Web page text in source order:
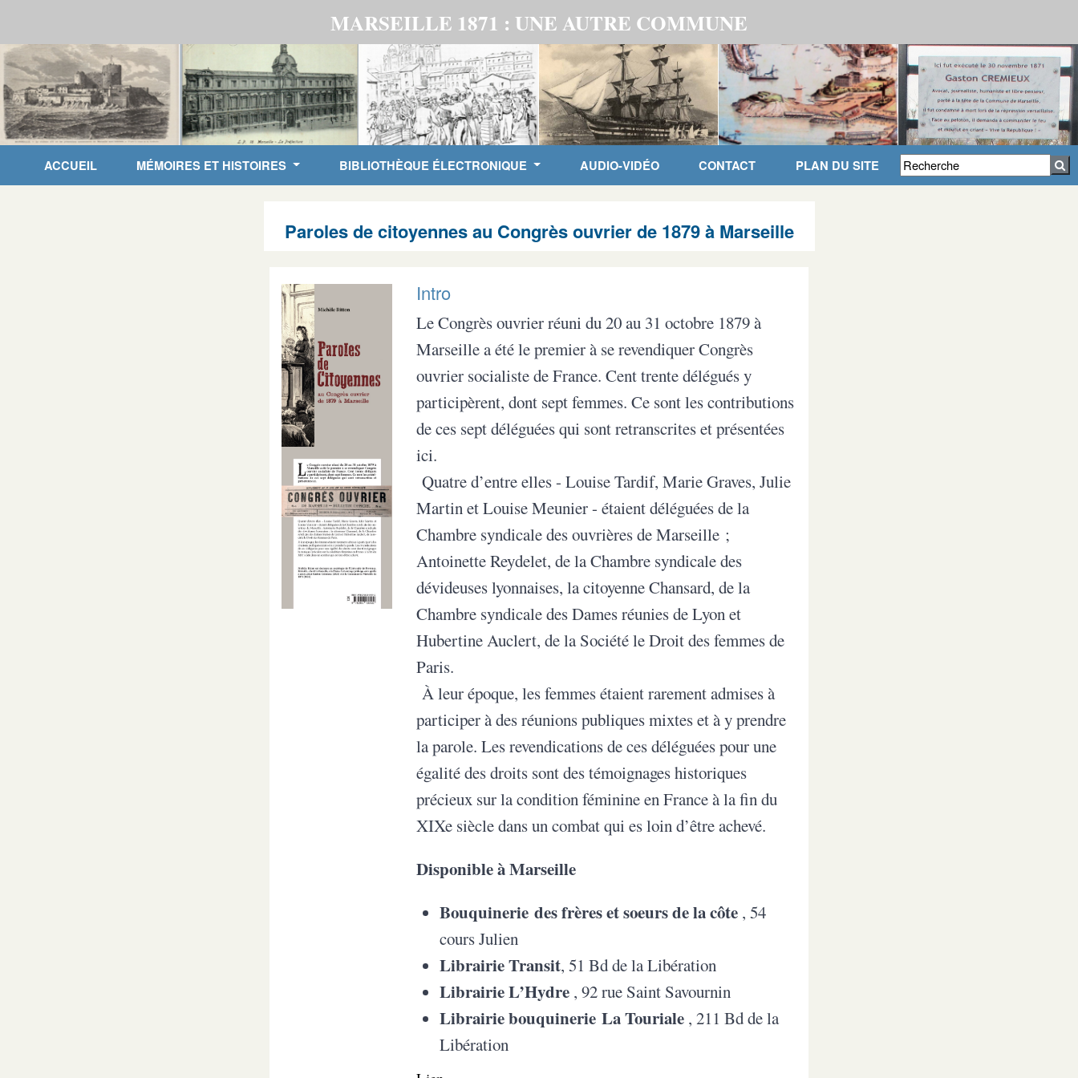
MARSEILLE 1871 : UNE AUTRE COMMUNE
ACCUEIL MÉMOIRES ET HISTOIRES BIBLIOTHÈQUE ÉLECTRONIQUE AUDIO-VIDÉO CONTACT PLAN DU SITE
Paroles de citoyennes au Congrès ouvrier de 1879 à Marseille
Intro
Le Congrès ouvrier réuni du 20 au 31 octobre 1879 à
Marseille a été le premier à se revendiquer Congrès
ouvrier socialiste de France. Cent trente délégués y
participèrent, dont sept femmes. Ce sont les contributions
de ces sept déléguées qui sont retranscrites et présentées
ici.
Quatre d’entre elles - Louise Tardif, Marie Graves, Julie
Martin et Louise Meunier - étaient déléguées de la
Chambre syndicale des ouvrières de Marseille ;
Antoinette Reydelet, de la Chambre syndicale des
dévideuses lyonnaises, la citoyenne Chansard, de la
Chambre syndicale des Dames réunies de Lyon et
Hubertine Auclert, de la Société le Droit des femmes de
Paris.
À leur époque, les femmes étaient rarement admises à
participer à des réunions publiques mixtes et à y prendre
la parole. Les revendications de ces déléguées pour une
égalité des droits sont des témoignages historiques
précieux sur la condition féminine en France à la fin du
XIXe siècle dans un combat qui es loin d’être achevé.
Disponible à Marseille
Bouquinerie des frères et soeurs de la côte , 54
cours Julien
Librairie Transit, 51 Bd de la Libération
Librairie L’Hydre , 92 rue Saint Savournin
Librairie bouquinerie La Touriale , 211 Bd de la
Libération